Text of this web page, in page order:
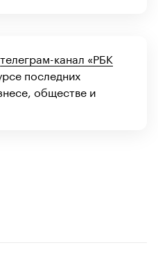
телеграм-канал «РБК
последних
обществе и